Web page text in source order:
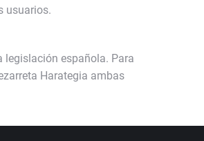
usuarios.
legislación española. Para
Harategia ambas